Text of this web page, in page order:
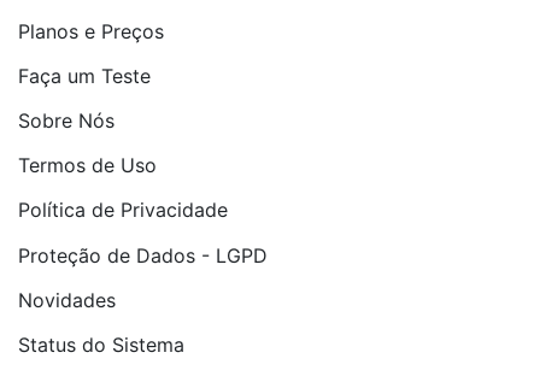
Planos e Preços
Faça um Teste
Sobre Nós
Termos de Uso
Política de Privacidade
Proteção de Dados - LGPD
Novidades
Status do Sistema